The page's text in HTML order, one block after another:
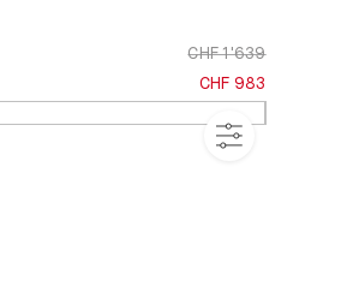
CHF 1'639
CHF 983